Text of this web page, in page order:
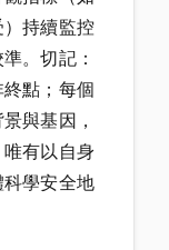
持續監控
。切記：
點；每個
與基因，
有以自身
學安全地